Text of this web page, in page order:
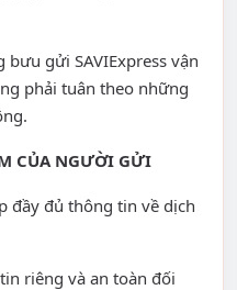
gửi SAVIExpress vận
phải tuân theo những
CỦA NGƯỜI GỬI
đầy đủ thông tin về dịch
riêng và an toàn đối